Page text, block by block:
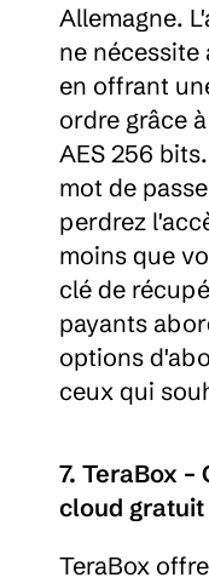
Allemagne.
ne
en offrant
ordre grâce
AES 256
mot de
perdrez
moins que
clé de
payants
options
ceux qui
7. TeraBox
cloud gratuit
TeraBox